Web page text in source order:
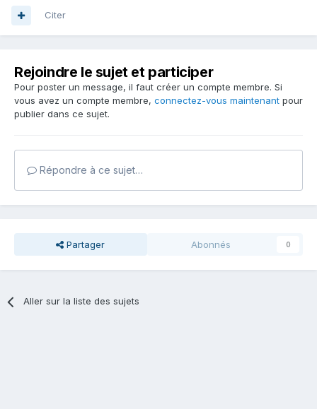
Citer
Rejoindre le sujet et participer
Pour poster un message, il faut créer un compte membre. Si
vous avez un compte membre, connectez-vous maintenant pour
publier dans ce sujet.
Répondre à ce sujet…
Partager Abonnés 0
Aller sur la liste des sujets